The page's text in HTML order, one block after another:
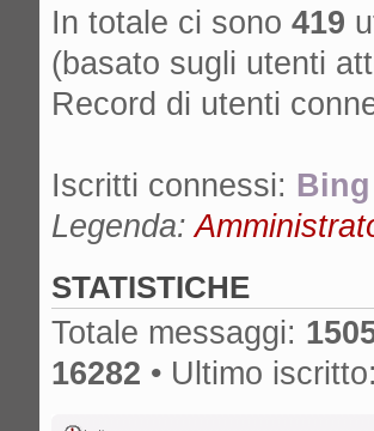
gio ago 01, 2024 11:25
edmondo
»lA mcx
dom lug 14, 2024 6:50 pm
nikman» Se l'hai presa
gio lug 04, 2024 10:01 am
masdau»ciao a tutti.
cassa lato sotto. non si
In totale ci sono 419
(basato sugli utenti
Record di utenti
Iscritti connessi:
Legenda:
STATISTICHE
Totale messaggi:
16282 • Ultimo iscritto: